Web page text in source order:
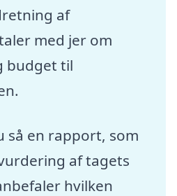
af
med jer om
budget til
så en rapport, som
af tagets
hvilken